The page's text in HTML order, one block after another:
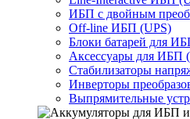
ИБП с двойным
Off-line ИБП (UPS)
Блоки батарей для
Аксессуары для ИБП
Стабилизаторы
Инверторы
Выпрямительные